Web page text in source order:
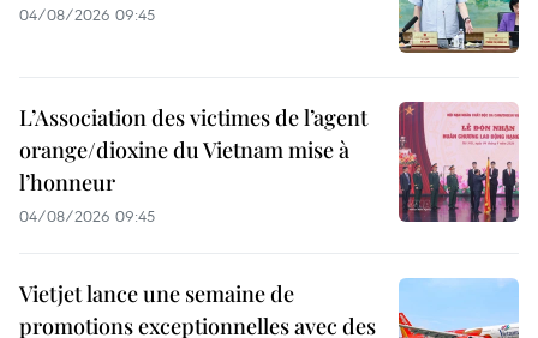
04/08/2026 09:45
L’Association des victimes de l’agent
orange/dioxine du Vietnam mise à
l’honneur
04/08/2026 09:45
Vietjet lance une semaine de
promotions exceptionnelles avec des